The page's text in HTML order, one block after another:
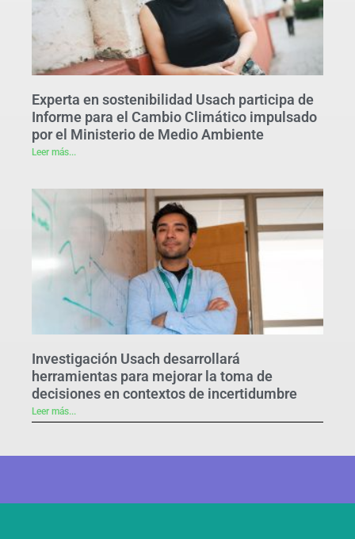
Experta en sostenibilidad Usach participa de
Informe para el Cambio Climático impulsado
por el Ministerio de Medio Ambiente
Leer más...
Investigación Usach desarrollará
herramientas para mejorar la toma de
decisiones en contextos de incertidumbre
Leer más...